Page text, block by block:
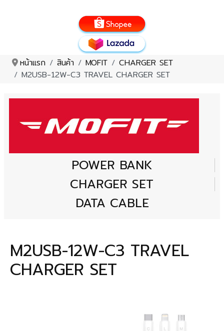
หน้าแรก สินค้า MOFIT
CHARGER SET
M2USB-12W-C3 TRAVEL CHARGER SET
POWER BANK
CHARGER SET
DATA CABLE
M2USB-12W-C3 TRAVEL
CHARGER SET